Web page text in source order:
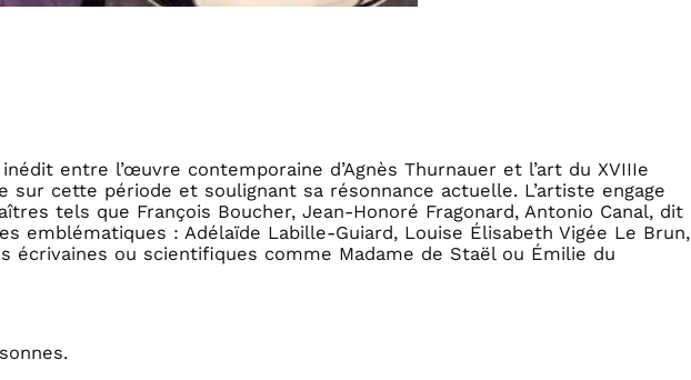
entre l’œuvre contemporaine d’Agnès Thurnauer et l’art du XVIIIe
sur cette période et soulignant sa résonnance actuelle. L’artiste engage
tels que François Boucher, Jean-Honoré Fragonard, Antonio Canal, dit
emblématiques : Adélaïde Labille-Guiard, Louise Élisabeth Vigée Le Brun,
écrivaines ou scientifiques comme Madame de Staël ou Émilie du